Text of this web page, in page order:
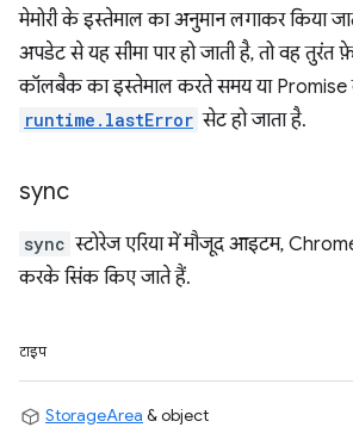
मेमोरी के इस्तेमाल का अनुमान लगाकर किया
अपडेट से यह सीमा पार हो जाती है, तो वह तुरंत
कॉलबैक का इस्तेमाल करते समय या Promise
runtime.lastError सेट हो जाता है.
sync
sync स्टोरेज एरिया में मौजूद आइटम,
करके सिंक किए जाते हैं.
टाइप
StorageArea & object